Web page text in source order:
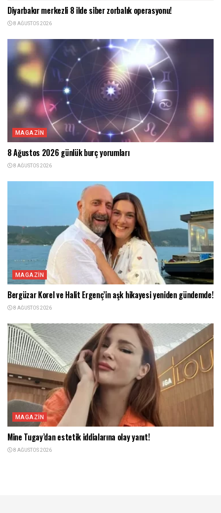
Diyarbakır merkezli 8 ilde siber zorbalık operasyonu!
8 AĞUSTOS 2026
MAGAZIN
8 Ağustos 2026 günlük burç yorumları
8 AĞUSTOS 2026
MAGAZIN
Bergüzar Korel ve Halit Ergenç’in aşk hikayesi yeniden gündemde!
8 AĞUSTOS 2026
MAGAZIN
Mine Tugay’dan estetik iddialarına olay yanıt!
8 AĞUSTOS 2026